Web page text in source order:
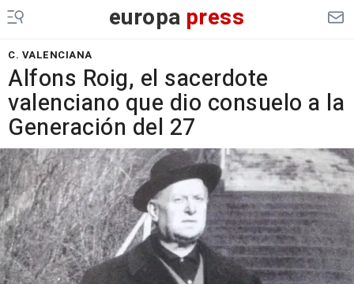
europa press
C. VALENCIANA
Alfons Roig, el sacerdote
valenciano que dio consuelo a la
Generación del 27